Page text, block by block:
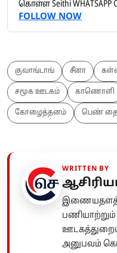
கொள்ள Seithi
FOLLOW NOW
குவாங்டாங் சீனா
சமூக ஊடகம் காணொளி
கோழைத்தனம் பெண்
WRITTEN BY
அனுபவம்